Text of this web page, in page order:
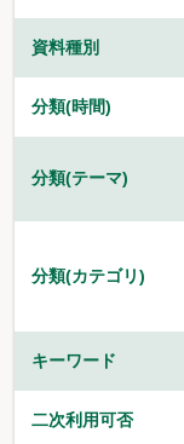
資料種別
分類(時間)
分類(テーマ)
分類(カテゴリ)
キーワード
二次利用可否